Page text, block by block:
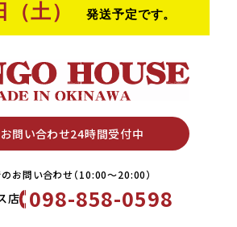
お問い合わせ24時間受付中
お問い合わせ（10:00〜20:00）
店 098-858-0598